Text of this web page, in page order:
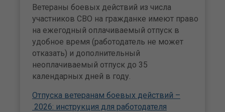
Ветераны боевых действий из числа
участников СВО на гражданке имеют право
на ежегодный оплачиваемый отпуск в
удобное время (работодатель не может
отказать) и дополнительный
неоплачиваемый отпуск до 35
календарных дней в году.
Отпуска ветеранам боевых действий –
2026: инструкция для работодателя